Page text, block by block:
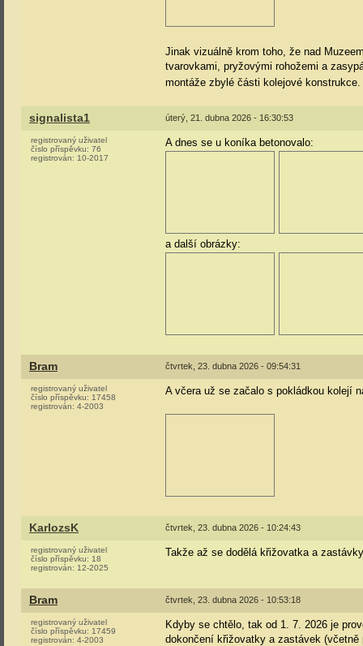
Jinak vizuálně krom toho, že nad
tvarovkami, pryžovými rohožemi a
montáže zbylé části kolejové
signalista1 úterý, 21. dubna 2026 - 16:30:53
registrovaný uživatel
číslo příspěvku: 76
registrován: 10-2017
A dnes se u koníka betonovalo:
a další obrázky:
Bram čtvrtek, 23. dubna 2026 - 09:54:31
registrovaný uživatel
číslo příspěvku: 17458
registrován: 4-2003
A včera už se začalo s pokládkou kolejí
KarlozsK čtvrtek, 23. dubna 2026 - 10:24:43
registrovaný uživatel
číslo příspěvku: 18
registrován: 12-2025
Takže až se dodělá křižovatka a
Bram čtvrtek, 23. dubna 2026 - 10:53:18
registrovaný uživatel
číslo příspěvku: 17459
registrován: 4-2003
Kdyby se chtělo, tak od 1. 7. 2026 je
dokončení křižovatky a zastávek